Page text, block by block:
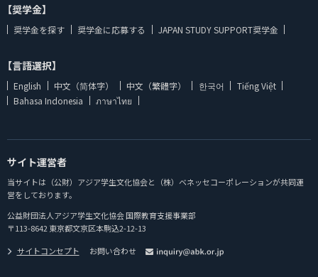
【奨学金】
奨学金を探す 奨学金に応募する JAPAN STUDY SUPPORT奨学金
【言語選択】
English 中文（简体字） 中文（繁體字） 한국어
Tiếng Việt
Bahasa Indonesia
ภาษาไทย
サイト運営者
当サイトは（公財）アジア学生文化協会と（株）ベネッセコーポレーションが共同運
営をしております。
公益財団法人アジア学生文化協会 国際教育支援事業部
〒113-8642 東京都文京区本駒込2-12-13
サイトコンセプト
お問い合わせ